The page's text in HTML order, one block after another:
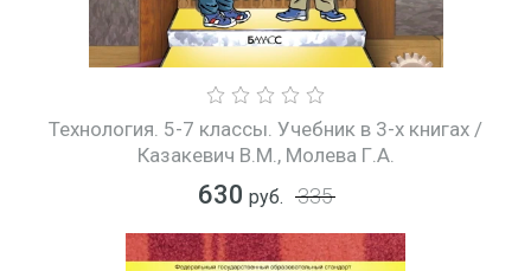
Технология. 5-7 классы. Учебник в 3-х книгах /
Казакевич В.М., Молева Г.А.
630 руб. 335